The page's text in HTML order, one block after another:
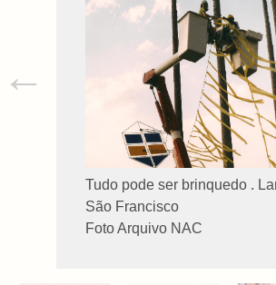
Tudo pode ser brinquedo .
São Francisco
Foto Arquivo NAC
←